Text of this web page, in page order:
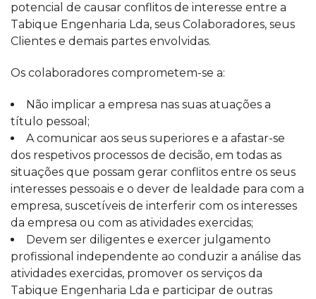
potencial de causar conflitos de interesse entre a
Tabique Engenharia Lda, seus Colaboradores, seus
Clientes e demais partes envolvidas.
Os colaboradores comprometem-se a:
Não implicar a empresa nas suas atuações a
título pessoal;
A comunicar aos seus superiores e a afastar-se
dos respetivos processos de decisão, em todas as
situações que possam gerar conflitos entre os seus
interesses pessoais e o dever de lealdade para com a
empresa, suscetíveis de interferir com os interesses
da empresa ou com as atividades exercidas;
Devem ser diligentes e exercer julgamento
profissional independente ao conduzir a análise das
atividades exercidas, promover os serviços da
Tabique Engenharia Lda e participar de outras